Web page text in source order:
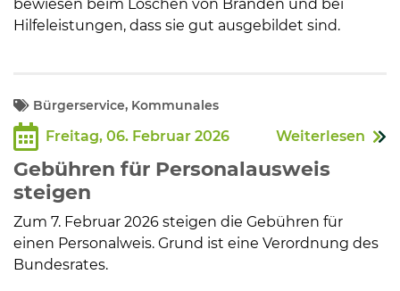
bewiesen beim Löschen von Bränden und bei
Hilfeleistungen, dass sie gut ausgebildet sind.
Bürgerservice, Kommunales
Freitag, 06. Februar 2026 Weiterlesen
Gebühren für Personalausweis
steigen
Zum 7. Februar 2026 steigen die Gebühren für
einen Personalweis. Grund ist eine Verordnung des
Bundesrates.